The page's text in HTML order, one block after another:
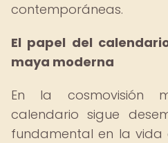
contemporáneas.
El papel del
maya moderna
En la cosmovisión
calendario sigue
fundamental en la vida